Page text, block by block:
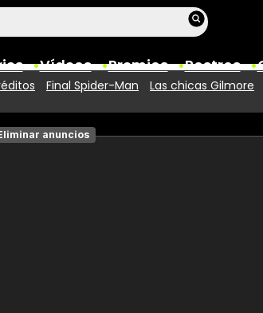
Vídeos Premios Rostros
Fotos
Final Spider-Man Las chicas Gilmore
anuncios